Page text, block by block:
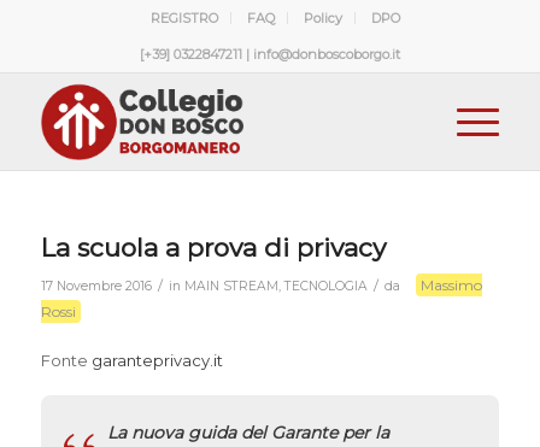
REGISTRO FAQ Policy DPO
[+39] 0322847211 | info@donboscoborgo.it
La scuola a prova di privacy
17 Novembre 2016 / in MAIN STREAM,TECNOLOGIA / da
Massimo
Rossi
Fonte garanteprivacy.it
La nuova guida del Garante per la